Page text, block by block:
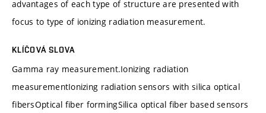
advantages of each type of structure are presented with
focus to type of ionizing radiation measurement.
KLÍČOVÁ SLOVA
Gamma ray measurement.Ionizing radiation
measurementIonizing radiation sensors with silica optical
fibersOptical fiber formingSilica optical fiber based sensors